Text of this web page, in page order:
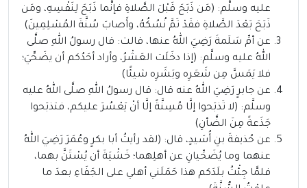
عليه وسلَّم: (مَن ذَبَحَ قَبْلَ الصَّلاةِ فإنَّما ذَبَحَ لِنَفْسِهِ، ومَن
ذَبَحَ بَعْدَ الصَّلاةِ فقَدْ تَمَّ نُسُكُهُ، وأَصابَ سُنَّةَ المُسْلِمِينَ)
عن أمِّ سَلَمةَ رَضِيَ اللهُ عنها، قالت: قال رسولُ اللهِ صلَّى
اللهُ عليه وسلَّم: (إذا دخَلَت العَشْرُ، وأراد أحَدُكم أن يضَحِّيَ؛
فلا يَمَسَّ مِن شَعَرِه وبَشَرِه شيئًا)
عن جابرٍ رَضِيَ اللهُ عنه قال: قال رسولُ اللهِ صلَّى اللهُ عليه
وسلَّم: (لا تَذبَحوا إلَّا مُسِنَّةً إلَّا أنْ يَعْسُرَ عليكم، فتذبَحوا
جَذَعةً مِنَ الضَّأنِ)
عن حُذيفةَ بنِ أُسَيدٍ، قال: (لقد رأيتُ أبا بكرٍ وعُمَرَ رَضِيَ اللهُ
عنهما وما يُضَحِّيانِ عن أهلِهما؛ خَشْيَةَ أن يُسْتَنَّ بهما،
فلمَّا جِئْتُ بلَدَكم هذا حَمَلَني أهلي على الجَفَاءِ بعدَ ما